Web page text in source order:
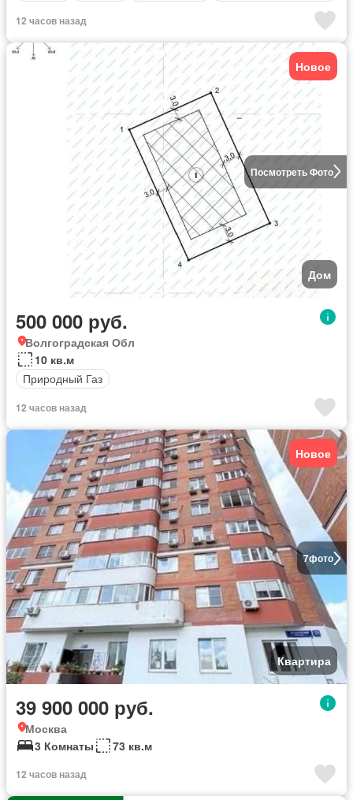
12 часов назад
Посмотреть Фото
Новое
Дом
500 000 руб.
Волгоградская Обл
10 кв.м
Природный Газ
12 часов назад
7фото
Новое
Квартира
39 900 000 руб.
Москва
3 Комнаты
73 кв.м
12 часов назад